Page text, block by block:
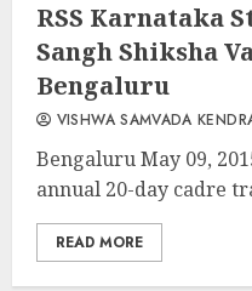
RSS Karnataka
Sangh Shiksha
Bengaluru
VISHWA SAMVADA
Bengaluru May 09,
annual 20-day cadre
READ MORE